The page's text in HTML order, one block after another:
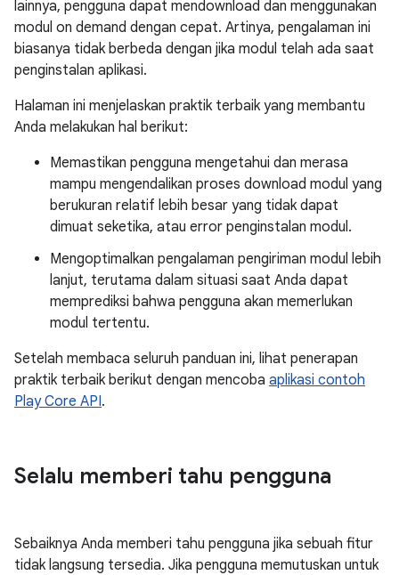
lainnya, pengguna dapat mendownload dan menggunakan
modul on demand dengan cepat. Artinya, pengalaman ini
biasanya tidak berbeda dengan jika modul telah ada saat
penginstalan aplikasi.
Halaman ini menjelaskan praktik terbaik yang membantu
Anda melakukan hal berikut:
Memastikan pengguna mengetahui dan merasa
mampu mengendalikan proses download modul yang
berukuran relatif lebih besar yang tidak dapat
dimuat seketika, atau error penginstalan modul.
Mengoptimalkan pengalaman pengiriman modul lebih
lanjut, terutama dalam situasi saat Anda dapat
memprediksi bahwa pengguna akan memerlukan
modul tertentu.
Setelah membaca seluruh panduan ini, lihat penerapan
praktik terbaik berikut dengan mencoba aplikasi contoh
Play Core API.
Selalu memberi tahu pengguna
Sebaiknya Anda memberi tahu pengguna jika sebuah fitur
tidak langsung tersedia. Jika pengguna memutuskan untuk